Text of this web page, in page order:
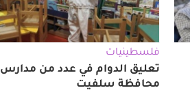
فلسطينيات
تعليق الدوام في عدد من مدارس
محافظة سلفيت